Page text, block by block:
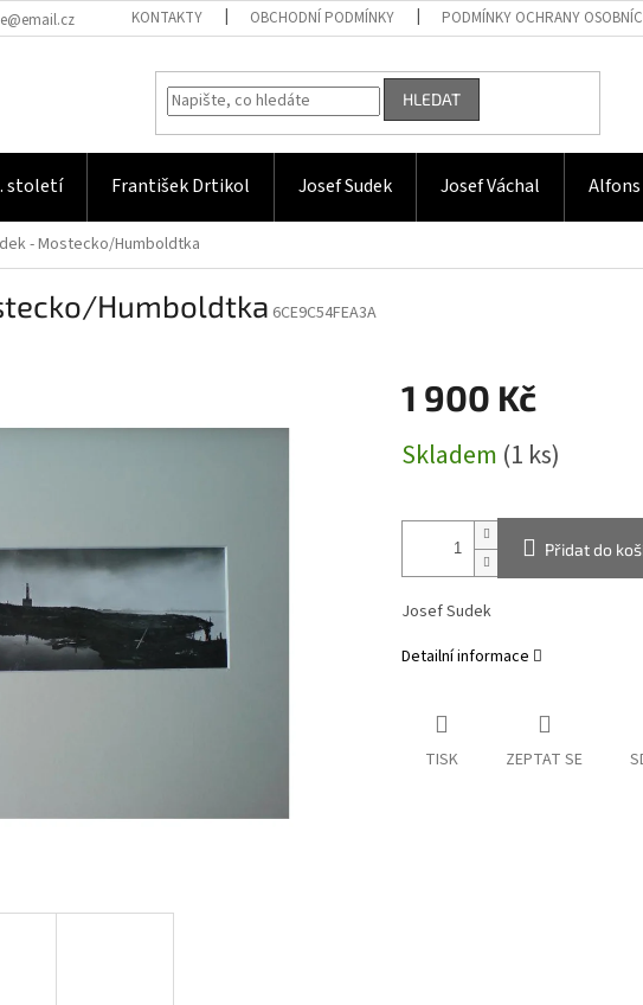
KONTAKTY OBCHODNÍ PODMÍNKY PODMÍNKY OCHRANY
HLEDAT
století František Drtikol Josef Sudek Josef Váchal Alfons
- Mostecko/Humboldtka
Humboldtka 6CE9C54FEA3A
1 900 Kč
cena:
Skladem (1 ks)
Přidat do
Josef Sudek
Detailní informace
TISK ZEPTAT SE